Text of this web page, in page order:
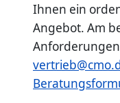
Ihnen ein
Angebot. Am